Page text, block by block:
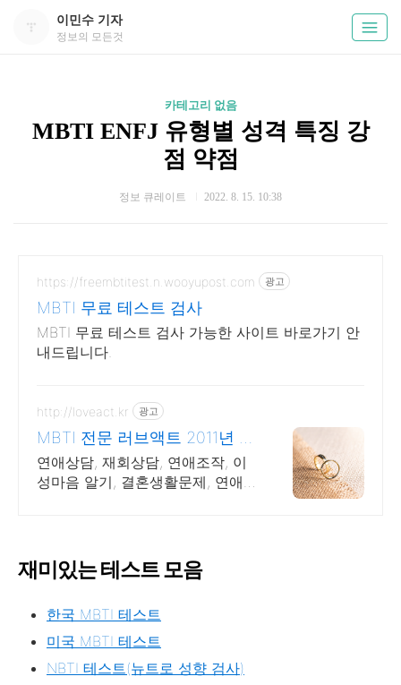
이민수 기자
정보의 모든것
카테고리 없음
MBTI ENFJ 유형별 성격 특징 강
점 약점
정보 큐레이트 2022. 8. 15. 10:38
https://freembtitest.n.wooyupost.com 광고
MBTI 무료 테스트 검사
MBTI 무료 테스트 검사 가능한 사이트 바로가기 안
내드립니다.
http://loveact.kr 광고
MBTI 전문 러브액트 2011년 개
업 오랜 업력
연애상담, 재회상담, 연애조작, 이
성마음 알기, 결혼생활문제, 연애
재미있는 테스트 모음
한국 MBTI 테스트
미국 MBTI 테스트
NBTI 테스트(뉴트로 성향 검사)